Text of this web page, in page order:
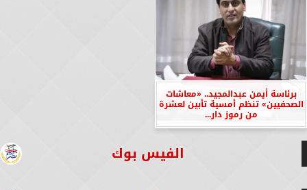
برئاسة أيمن عبدالمجيد.. «معاشات
الصحفيين» تنظم أمسية تأبين لعشرة
من رموز دار...
الفيس بوك